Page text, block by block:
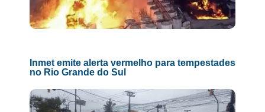
Inmet emite alerta vermelho para tempestades
no Rio Grande do Sul